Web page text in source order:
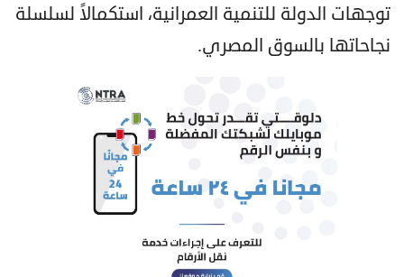
توجهات الدولة للتنمية العمرانية، استكمالاً لسلسلة
نجاحاتها بالسوق المصري.